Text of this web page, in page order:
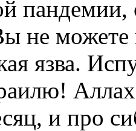
не можете
язва.
и про